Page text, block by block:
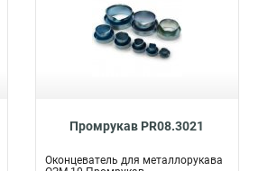
Промрукав PR08.3021
Оконцеватель для металлорукава